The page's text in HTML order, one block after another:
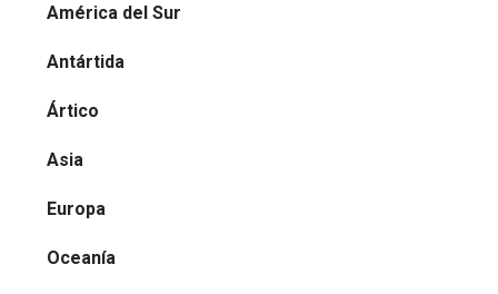
América del Sur
Antártida
Ártico
Asia
Europa
Oceanía